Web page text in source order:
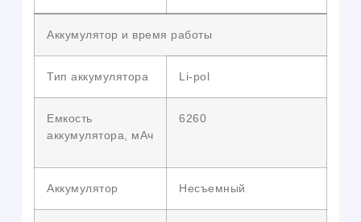
Аккумулятор и время работы
Тип аккумулятора Li-pol
Емкость
аккумулятора, мАч
6260
Аккумулятор Несъемный